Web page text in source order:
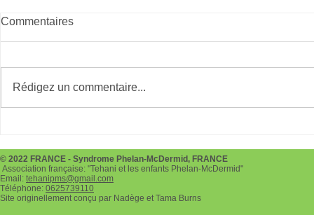
Commentaires
Rédigez un commentaire...
© 2022 FRANCE - Syndrome Phelan-McDermid, FRANCE
Association française: "Tehani et les enfants Phelan-McDermid"
Email: tehanipms@gmail.com
Téléphone: 0625739110
Site originellement conçu par Nadège et Tama Burns